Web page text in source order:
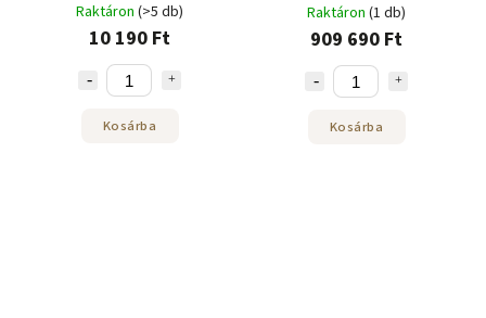
Raktáron (>5 db)
10 190 Ft
Kosárba
Raktáron (1 db)
909 690 Ft
Kosárba